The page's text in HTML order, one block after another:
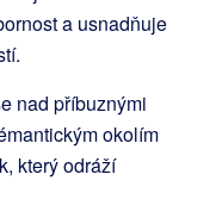
a usnadňuje
nad příbuznými
okolím
který odráží